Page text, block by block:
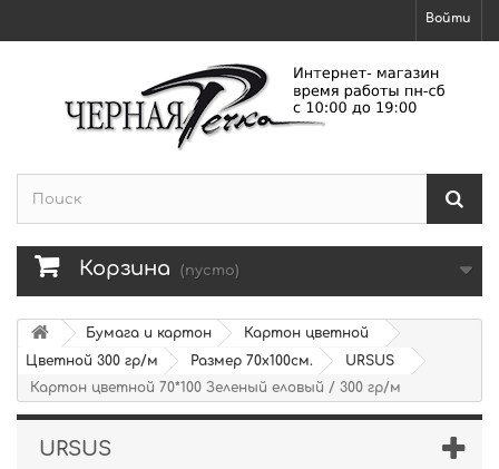
Войти
Корзина (пусто)
Бумага и картон
Картон цветной
Цветной 300 гр/м
Размер 70х100см.
URSUS
Картон цветной 70*100 Зеленый еловый / 300 гр/м
URSUS